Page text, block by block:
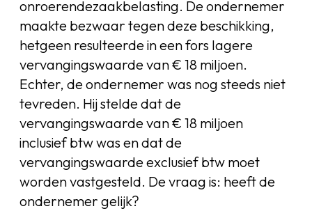
onroerendezaakbelasting. De ondernemer
maakte bezwaar tegen deze beschikking,
hetgeen resulteerde in een fors lagere
vervangingswaarde van € 18 miljoen.
Echter, de ondernemer was nog steeds niet
tevreden. Hij stelde dat de
vervangingswaarde van € 18 miljoen
inclusief btw was en dat de
vervangingswaarde exclusief btw moet
worden vastgesteld. De vraag is: heeft de
ondernemer gelijk?